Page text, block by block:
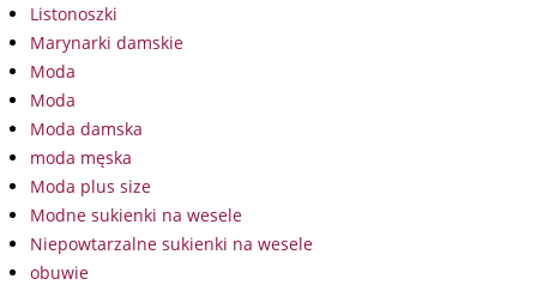
Listonoszki
Marynarki damskie
Moda
Moda
Moda damska
moda męska
Moda plus size
Modne sukienki na wesele
Niepowtarzalne sukienki na wesele
obuwie